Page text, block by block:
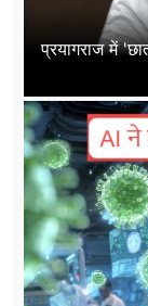
प्रयागराज में